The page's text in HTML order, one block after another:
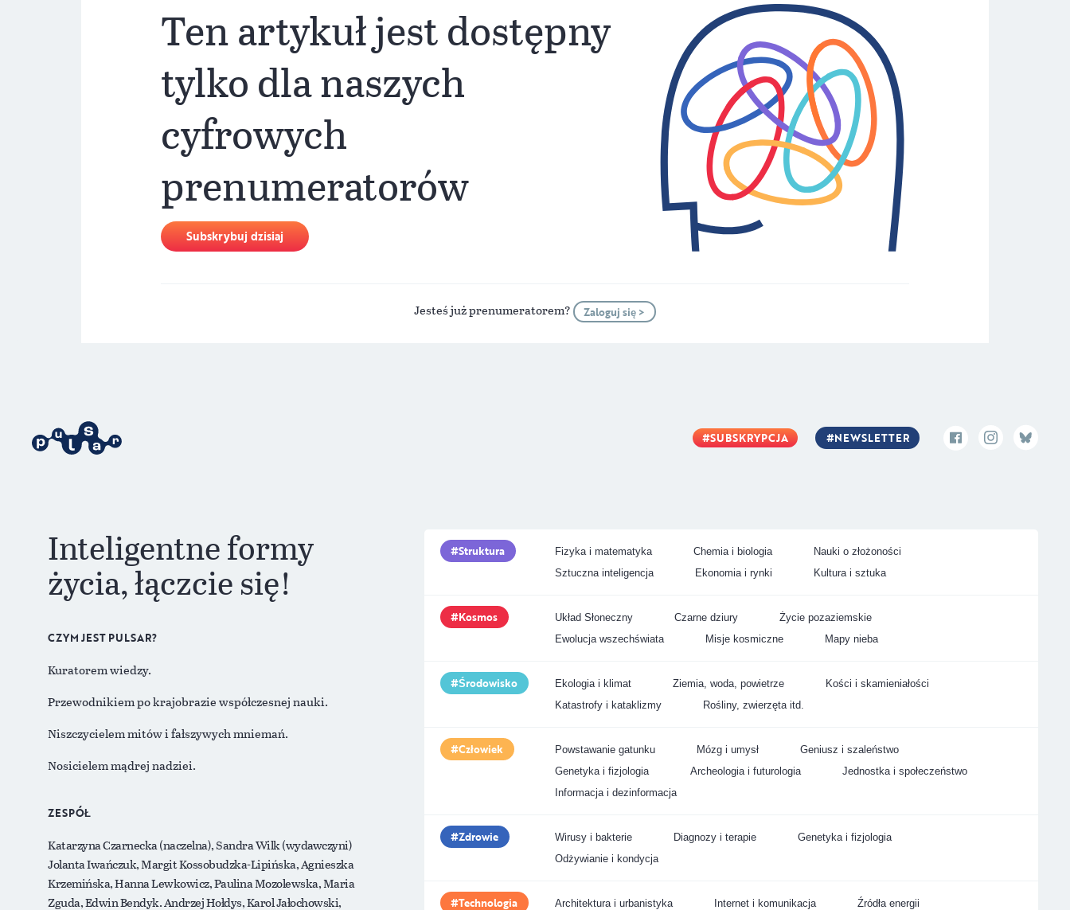
Ten artykuł jest dostępny
tylko dla naszych
cyfrowych
prenumeratorów
Subskrybuj dzisiaj
Jesteś już prenumeratorem? Zaloguj się >
SUBSKRYPCJA NEWSLETTER
Inteligentne formy
życia, łączcie się!
CZYM JEST PULSAR?
Kuratorem wiedzy.
Przewodnikiem po krajobrazie współczesnej nauki.
Niszczycielem mitów i fałszywych mniemań.
Nosicielem mądrej nadziei.
ZESPÓŁ
Katarzyna Czarnecka (naczelna), Sandra Wilk (wydawczyni)
Jolanta Iwańczuk, Margit Kossobudzka-Lipińska, Agnieszka
Krzemińska, Hanna Lewkowicz, Paulina Mozolewska, Maria
Zguda, Edwin Bendyk. Andrzej Hołdys, Karol Jałochowski,
Struktura Fizyka i matematyka Chemia i biologia
Nauki o złożoności
Sztuczna inteligencja
Ekonomia i rynki Kultura i sztuka
Kosmos Układ Słoneczny Czarne dziury
Życie pozaziemskie
Ewolucja wszechświata
Misje kosmiczne Mapy nieba
Środowisko Ekologia i klimat Ziemia, woda, powietrze
Kości i skamieniałości
Katastrofy i kataklizmy
Rośliny, zwierzęta itd.
Człowiek Powstawanie gatunku Mózg i umysł
Geniusz i szaleństwo
Genetyka i fizjologia
Archeologia i futurologia
Jednostka i społeczeństwo
Informacja i dezinformacja
Zdrowie Wirusy i bakterie Diagnozy i terapie
Genetyka i fizjologia
Odżywianie i kondycja
Technologia Architektura i urbanistyka Internet i komunikacja Źródła energii